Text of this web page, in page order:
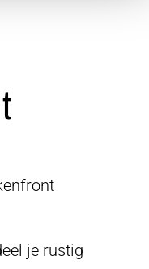
je rustig